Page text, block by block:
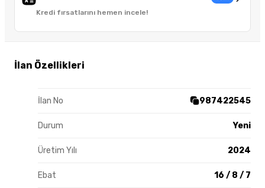
Kredi fırsatlarını hemen incele!
İlan Özellikleri
İlan No 987422545
Durum Yeni
Üretim Yılı 2024
Ebat 16 / 8 / 7